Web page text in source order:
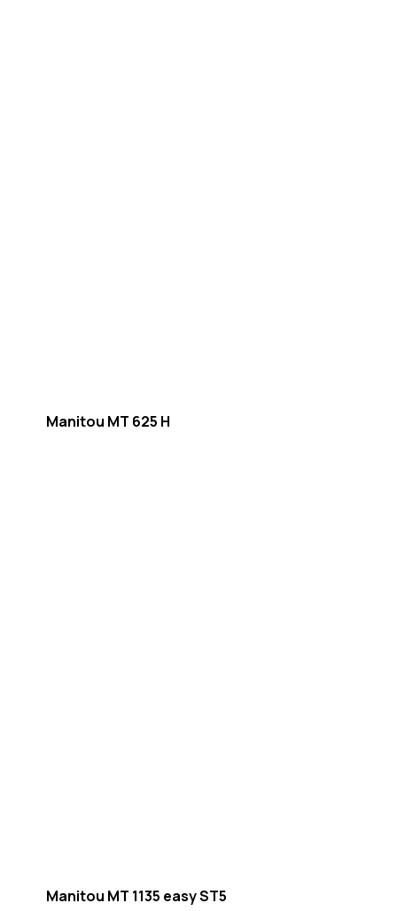
Manitou MT 625 H
Manitou MT 1135 easy ST5